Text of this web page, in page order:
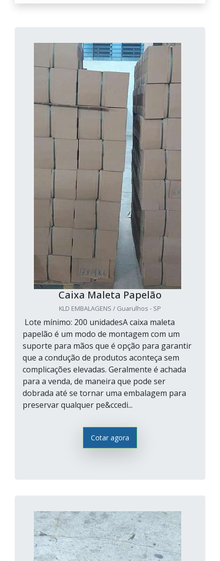
Caixa Maleta Papelão
KLD EMBALAGENS / Guarulhos - SP
Lote mínimo: 200 unidadesA caixa maleta
papelão é um modo de montagem com um
suporte para mãos que é opção para garantir
que a condução de produtos aconteça sem
complicações elevadas. Geralmente é achada
para a venda, de maneira que pode ser
dobrada até se tornar uma embalagem para
preservar qualquer pe&ccedi...
Cotar agora